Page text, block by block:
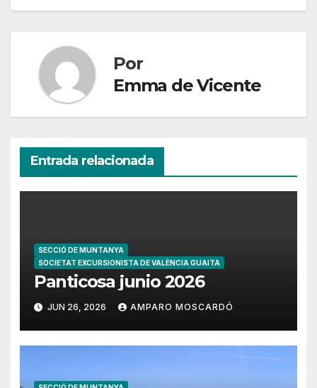
Por
Emma de Vicente
Entrada relacionada
SECCIÓ DE MUNTANYA
SOCIETAT EXCURSIONISTA DE VALÈNCIA GUAITA
Panticosa junio 2026
JUN 26, 2026 AMPARO MOSCARDÓ